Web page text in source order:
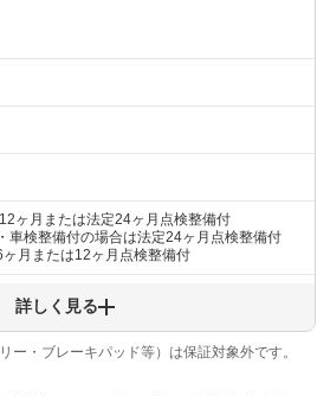
ヶ月または法定24ヶ月点検整備付
車検整備付の場合は法定24ヶ月点検整備付
月または12ヶ月点検整備付
詳しく見る
・ブレーキパッド等）は保証対象外です。